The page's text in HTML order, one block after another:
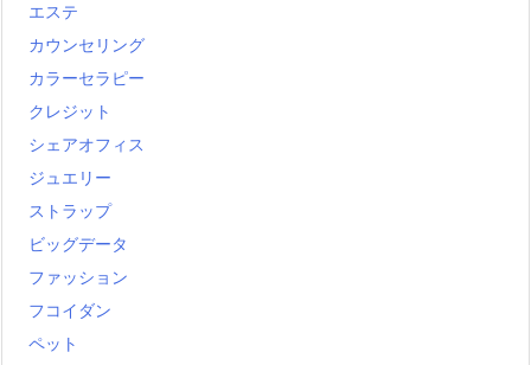
エステ
カウンセリング
カラーセラピー
クレジット
シェアオフィス
ジュエリー
ストラップ
ビッグデータ
ファッション
フコイダン
ペット